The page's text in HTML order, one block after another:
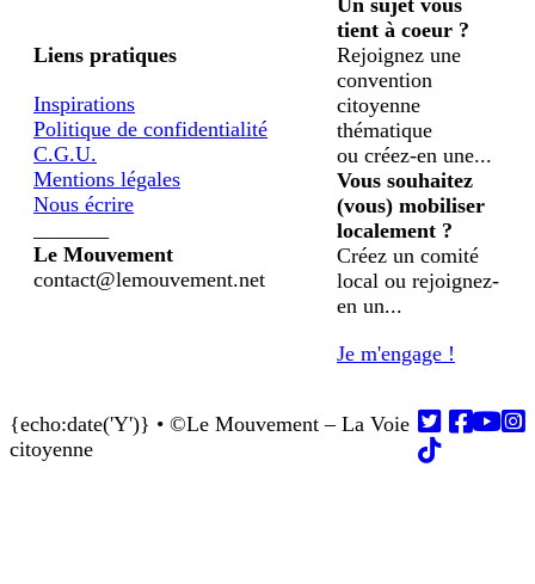
Liens pratiques
Inspirations
Politique de confidentialité
C.G.U.
Mentions légales
Nous écrire
Le Mouvement
contact@lemouvement.net
Un sujet vous
tient à coeur ?
Rejoignez une
convention
citoyenne
thématique
ou créez-en une...
Vous souhaitez
(vous) mobiliser
localement ?
Créez un comité
local ou rejoignez-
en un...
Je m'engage !
{echo:date('Y')} • ©Le Mouvement – La Voie
citoyenne
Follow us on
Follow us on
Follow us on
Follow us on
Follow us